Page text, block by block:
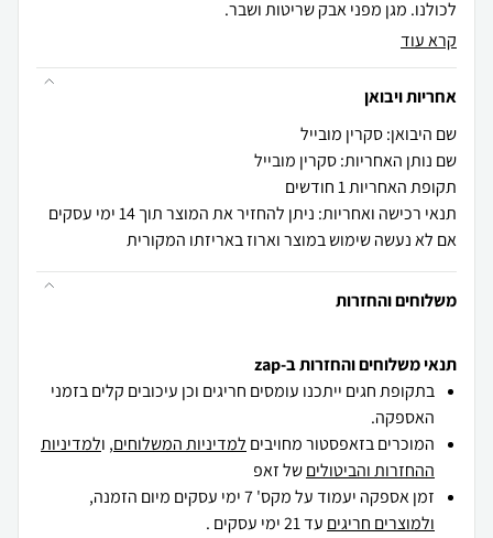
לכולנו. מגן מפני אבק שריטות ושבר.
קרא עוד
אחריות ויבואן
שם היבואן: סקרין מובייל
שם נותן האחריות: סקרין מובייל
תקופת האחריות 1 חודשים
תנאי רכישה ואחריות: ניתן להחזיר את המוצר תוך 14 ימי עסקים
אם לא נעשה שימוש במוצר וארוז באריזתו המקורית
משלוחים והחזרות
תנאי משלוחים והחזרות ב-zap
בתקופת חגים ייתכנו עומסים חריגים וכן עיכובים קלים בזמני
האספקה.
המוכרים בזאפסטור מחויבים למדיניות המשלוחים, ולמדיניות
ההחזרות והביטוליםשל זאפ
זמן אספקה יעמוד על מקס' 7 ימי עסקים מיום הזמנה,
ולמוצרים חריגים עד 21 ימי עסקים .